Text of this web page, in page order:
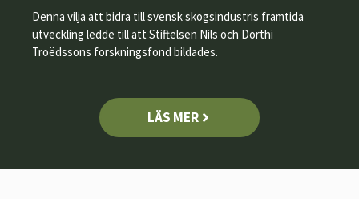
Denna vilja att bidra till svensk skogsindustris framtida
utveckling ledde till att Stiftelsen Nils och Dorthi
Troëdssons forskningsfond bildades.
LÄS MER